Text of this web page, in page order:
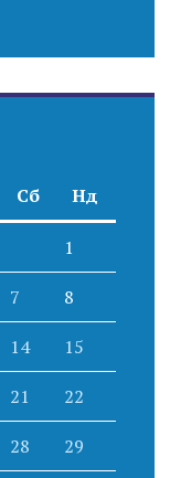
Сб Нд
1
7 8
14 15
21 22
28 29